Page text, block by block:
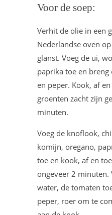
Voor de soep:
Verhit de olie in een
Nederlandse oven
glanst. Voeg de ui,
paprika toe en
en peper. Kook, af
groenten zacht zijn
minuten.
Voeg de knoflook,
komijn, oregano,
toe en kook, af en
ongeveer 2
water, de tomaten
peper, roer om te